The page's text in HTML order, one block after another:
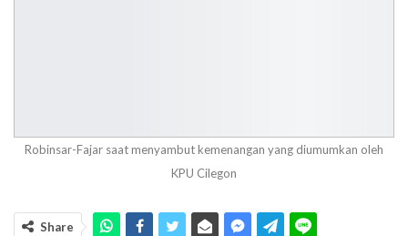
Robinsar-Fajar saat menyambut kemenangan yang diumumkan oleh
KPU Cilegon
Share